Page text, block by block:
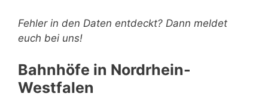
Fehler in den Daten entdeckt? Dann meldet
euch bei uns!
Bahnhöfe in Nordrhein-
Westfalen